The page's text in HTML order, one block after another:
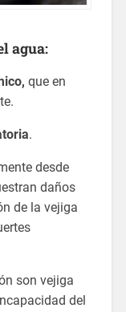
agua:
que en
.
desde
daños
de la vejiga
son vejiga
del